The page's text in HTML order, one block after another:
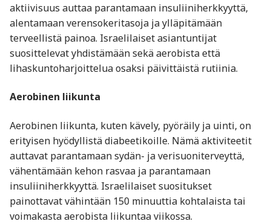
aktiivisuus auttaa parantamaan insuliiniherkkyyttä,
alentamaan verensokeritasoja ja ylläpitämään
terveellistä painoa. Israelilaiset asiantuntijat
suosittelevat yhdistämään sekä aerobista että
lihaskuntoharjoittelua osaksi päivittäistä rutiinia.
Aerobinen liikunta
Aerobinen liikunta, kuten kävely, pyöräily ja uinti, on
erityisen hyödyllistä diabeetikoille. Nämä aktiviteetit
auttavat parantamaan sydän- ja verisuoniterveyttä,
vähentämään kehon rasvaa ja parantamaan
insuliiniherkkyyttä. Israelilaiset suositukset
painottavat vähintään 150 minuuttia kohtalaista tai
voimakasta aerobista liikuntaa viikossa.